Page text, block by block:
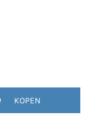
KOPEN